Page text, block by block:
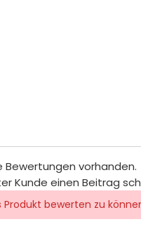
Bewertungen vorhanden.
Kunde einen Beitrag
bewerten zu